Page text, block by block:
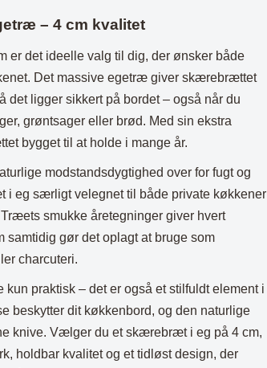
– 4 cm kvalitet
er det ideelle valg til dig, der ønsker både
Det massive egetræ giver skærebrættet
det ligger sikkert på bordet – også når du
grøntsager eller brød. Med sin ekstra
bygget til at holde i mange år.
modstandsdygtighed over for fugt og
i eg særligt velegnet til både private køkkener
smukke åretegninger giver hvert
gør det oplagt at bruge som
charcuteri.
praktisk – det er også et stilfuldt element i
beskytter dit køkkenbord, og den naturlige
knive. Vælger du et skærebræt i eg på 4 cm,
holdbar kvalitet og et tidløst design, der